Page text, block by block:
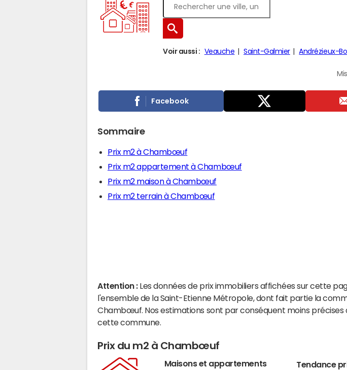
Voir aussi : Veauche Saint-Galmier Andrézieux-
Facebook
Sommaire
Prix m2 à Chambœuf
Prix m2 appartement à Chambœuf
Prix m2 maison à Chambœuf
Prix m2 terrain à Chambœuf
Attention : Les données de prix immobiliers affichées sur cette
l'ensemble de la Saint-Etienne Métropole, dont fait partie la
Chambœuf. Nos estimations sont par conséquent moins précises
cette commune.
Prix du m2 à Chambœuf
Maisons et appartements Tendance